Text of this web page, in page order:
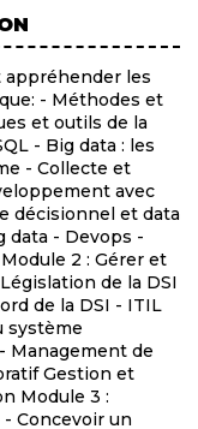
appréhender les
- Méthodes et
et outils de la
- Big data : les
- Collecte et
avec
décisionnel et data
data - Devops -
2 : Gérer et
de la DSI
de la DSI - ITIL
système
Management de
Gestion et
Module 3 :
Concevoir un